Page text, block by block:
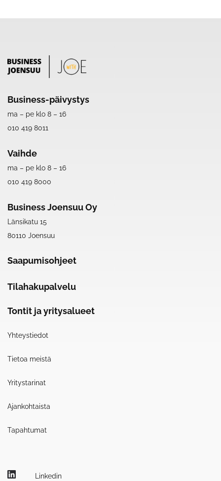
Business-päivystys
ma – pe klo 8 – 16
010 419 8011
Vaihde
ma – pe klo 8 – 16
010 419 8000
Business Joensuu Oy
Länsikatu 15
80110 Joensuu
Saapumisohjeet
Tilahakupalvelu
Tontit ja yritysalueet
Yhteystiedot
Tietoa meistä
Yritystarinat
Ajankohtaista
Tapahtumat
Linkedin